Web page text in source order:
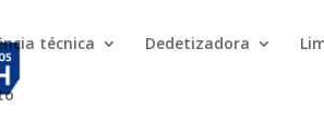
técnica Dedetizadora